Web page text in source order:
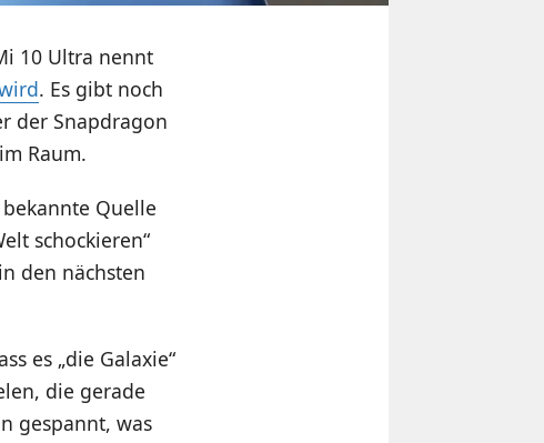
10 Ultra nennt
. Es gibt noch
der Snapdragon
Raum.
Quelle
schockieren“
den nächsten
es „die Galaxie“
die gerade
gespannt, was